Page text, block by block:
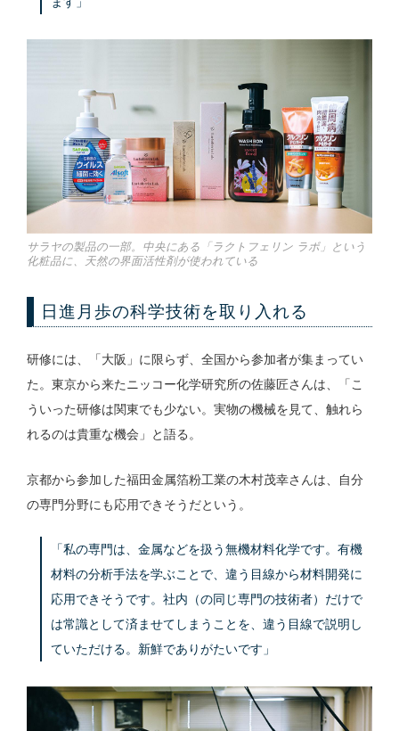
サラヤの製品の一部。中央にある「ラクトフェリン ラボ」という
化粧品に、天然の界面活性剤が使われている
日進月歩の科学技術を取り入れる
研修には、「大阪」に限らず、全国から参加者が集まってい
た。東京から来たニッコー化学研究所の佐藤匠さんは、「こ
ういった研修は関東でも少ない。実物の機械を見て、触れら
れるのは貴重な機会」と語る。
京都から参加した福田金属箔粉工業の木村茂幸さんは、自分
の専門分野にも応用できそうだという。
「私の専門は、金属などを扱う無機材料化学です。有機
材料の分析手法を学ぶことで、違う目線から材料開発に
応用できそうです。社内（の同じ専門の技術者）だけで
は常識として済ませてしまうことを、違う目線で説明し
ていただける。新鮮でありがたいです」